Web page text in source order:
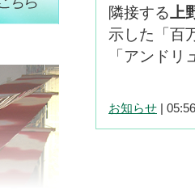
隣接する上
示した「百
「アンド
お知らせ |